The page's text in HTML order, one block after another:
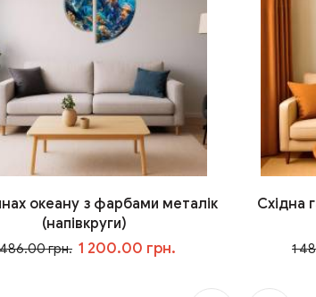
океану з фарбами металік
(напівкруги)
486.00 грн. 1 200.00 грн.
Східна
1